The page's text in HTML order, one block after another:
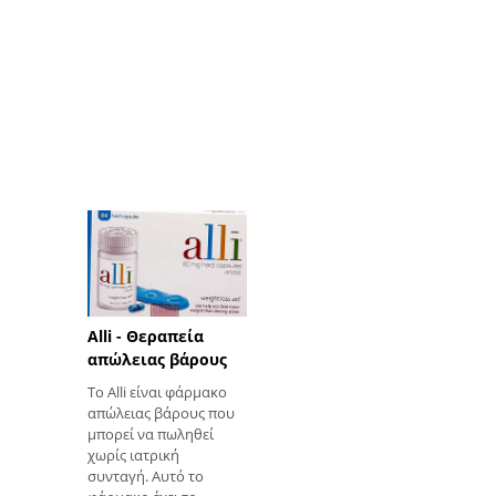
Alli - Θεραπεία
απώλειας βάρους
Το Alli είναι φάρμακο
απώλειας βάρους που
μπορεί να πωληθεί
χωρίς ιατρική
συνταγή. Αυτό το